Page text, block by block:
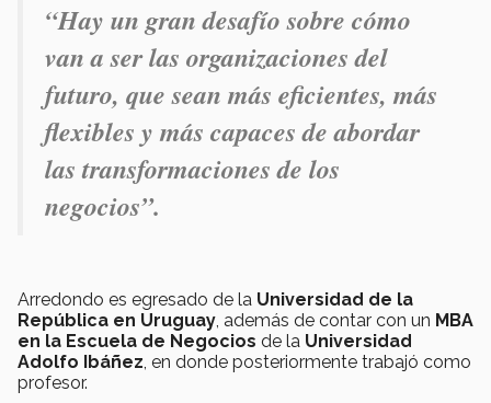
“Hay un gran desafío sobre cómo
van a ser las organizaciones del
futuro, que sean más eficientes, más
flexibles y más capaces de abordar
las transformaciones de los
negocios”.
Arredondo es egresado de la Universidad de la
República en Uruguay, además de contar con un MBA
en la Escuela de Negocios de la Universidad
Adolfo Ibáñez, en donde posteriormente trabajó como
profesor.